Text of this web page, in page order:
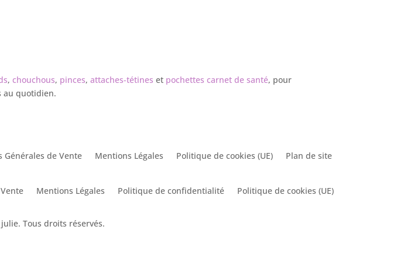
,chouchous, pinces,attaches-tétines et pochettes carnet de santé, pour
au quotidien.
Générales de Vente Mentions Légales Politique de cookies (UE) Plan de site
Mentions Légales Politique de confidentialité Politique de cookies (UE)
Tous droits réservés.